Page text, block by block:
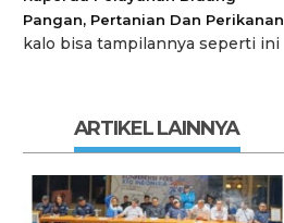
Pangan, Pertanian Dan Perikanan
kalo bisa tampilannya seperti ini
ARTIKEL LAINNYA